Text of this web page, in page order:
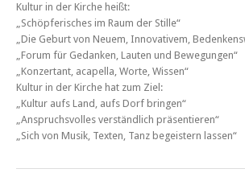
Kultur in der Kirche heißt:
„Schöpferisches im Raum der Stille“
„Die Geburt von Neuem, Innovativem,
„Forum für Gedanken, Lauten und Bewegungen“
„Konzertant, acapella, Worte, Wissen“
Kultur in der Kirche hat zum Ziel:
„Kultur aufs Land, aufs Dorf bringen“
„Anspruchsvolles verständlich präsentieren“
„Sich von Musik, Texten, Tanz begeistern lassen“